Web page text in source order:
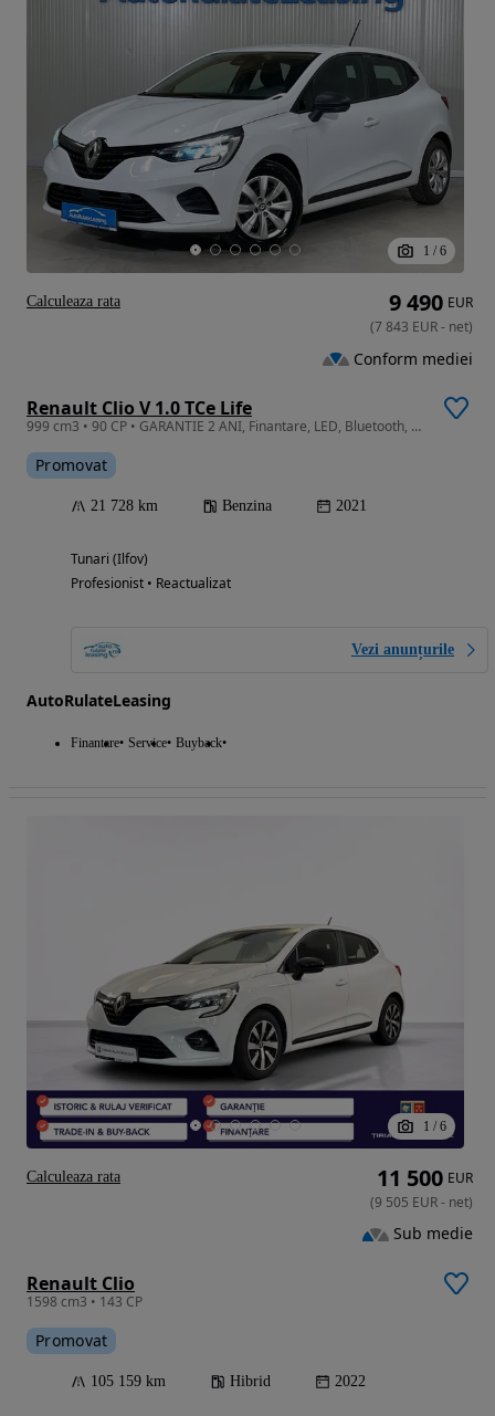
1 / 6
Renault Clio V 1.0 TCe Life
999 cm3 • 90 CP • GARANTIE 2 ANI, Finantare, LED, Bluetooth, Pilot auto, AC
Promovat
21 728 km Benzina 2021
Tunari (Ilfov)
Profesionist • Reactualizat
Vezi anunțurile
AutoRulateLeasing
Finantare Service Buyback
9 490 EUR
(7 843 EUR- net)
Conform mediei
Calculeaza rata
1 / 6
Renault Clio
1598 cm3 • 143 CP
Promovat
105 159 km Hibrid 2022
11 500 EUR
(9 505 EUR- net)
Sub medie
Calculeaza rata